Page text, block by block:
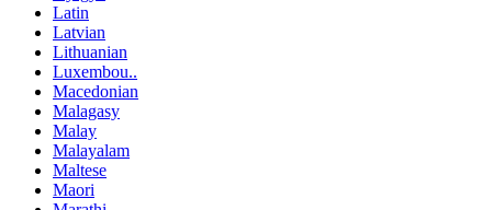
Latin
Latvian
Lithuanian
Luxembou..
Macedonian
Malagasy
Malay
Malayalam
Maltese
Maori